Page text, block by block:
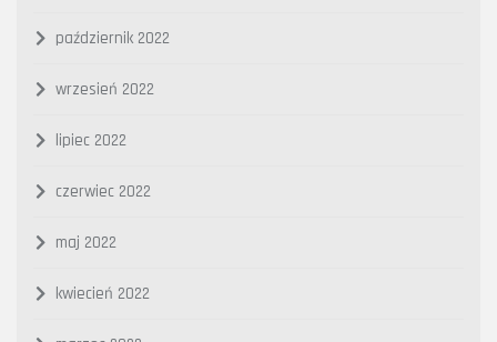
październik 2022
wrzesień 2022
lipiec 2022
czerwiec 2022
maj 2022
kwiecień 2022